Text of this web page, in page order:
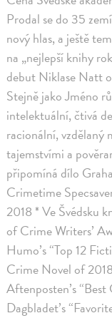
Prodal se do 35
nový hlas, a ještě
na „nejlepší knihy
debut Niklase Natt
Stejně jako Jméno
intelektuální, čtivá
racionální, vzdělaný
tajemstvími a
připomíná dílo
Crimetime
2018 * Ve Švédsku
of Crime Writers’
Humo’s “Top 12
Crime Novel of
Aftenposten’s
Dagbladet’s